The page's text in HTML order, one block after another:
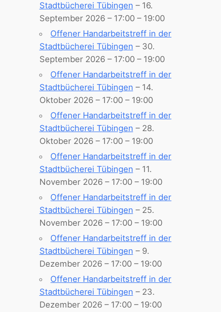
Stadtbücherei Tübingen – 16.
September 2026 – 17:00 – 19:00
Offener Handarbeitstreff in der
Stadtbücherei Tübingen – 30.
September 2026 – 17:00 – 19:00
Offener Handarbeitstreff in der
Stadtbücherei Tübingen – 14.
Oktober 2026 – 17:00 – 19:00
Offener Handarbeitstreff in der
Stadtbücherei Tübingen – 28.
Oktober 2026 – 17:00 – 19:00
Offener Handarbeitstreff in der
Stadtbücherei Tübingen – 11.
November 2026 – 17:00 – 19:00
Offener Handarbeitstreff in der
Stadtbücherei Tübingen – 25.
November 2026 – 17:00 – 19:00
Offener Handarbeitstreff in der
Stadtbücherei Tübingen – 9.
Dezember 2026 – 17:00 – 19:00
Offener Handarbeitstreff in der
Stadtbücherei Tübingen – 23.
Dezember 2026 – 17:00 – 19:00